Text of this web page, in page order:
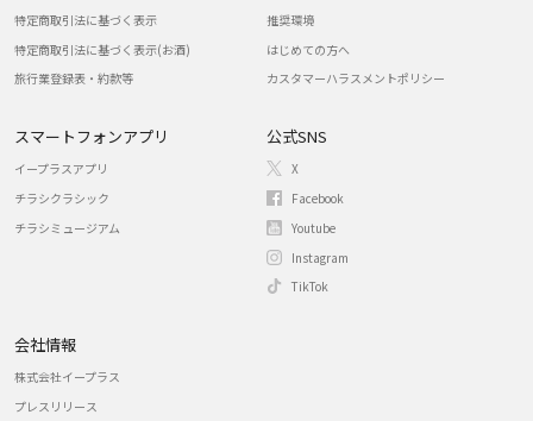
特定商取引法に基づく表示
特定商取引法に基づく表示(お酒)
旅行業登録表・約款等
推奨環境
はじめての方へ
カスタマーハラスメントポリシー
スマートフォンアプリ
イープラスアプリ
チラシクラシック
チラシミュージアム
公式SNS
X
Facebook
Youtube
Instagram
TikTok
会社情報
株式会社イープラス
プレスリリース